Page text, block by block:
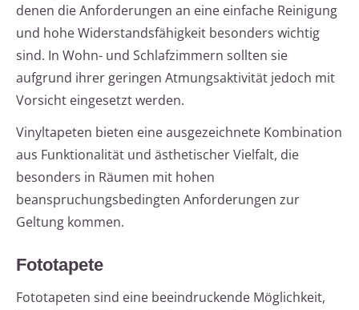
denen die Anforderungen an eine einfache Reinigung
und hohe Widerstandsfähigkeit besonders wichtig
sind. In Wohn- und Schlafzimmern sollten sie
aufgrund ihrer geringen Atmungsaktivität jedoch mit
Vorsicht eingesetzt werden.
Vinyltapeten bieten eine ausgezeichnete Kombination
aus Funktionalität und ästhetischer Vielfalt, die
besonders in Räumen mit hohen
beanspruchungsbedingten Anforderungen zur
Geltung kommen.
Fototapete
Fototapeten sind eine beeindruckende Möglichkeit,